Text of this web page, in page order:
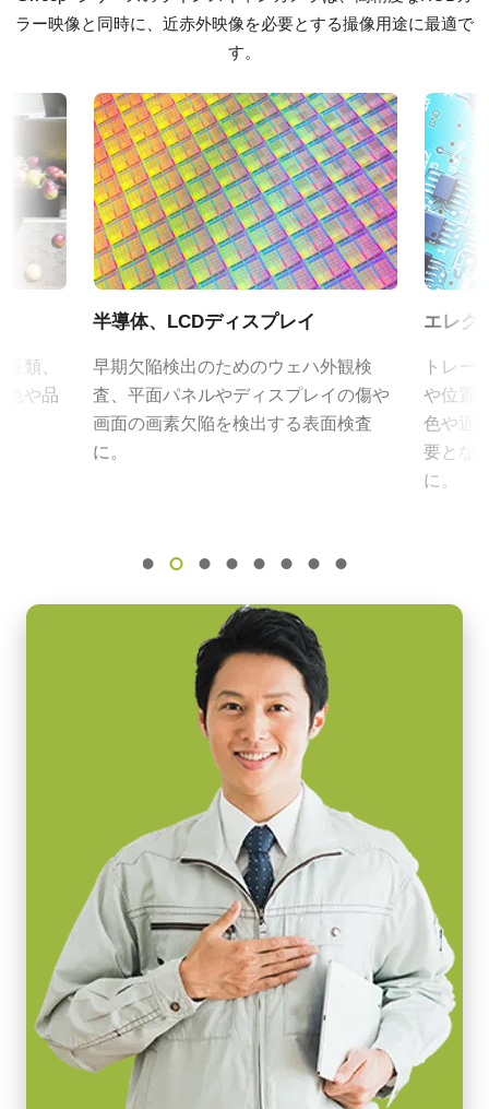
マルチスペクトル
規格
規格 横x縦
フレームレート/ラインレート
33 kHz
インターフェース
Camera Link
4CMOS RGB/NIR
外形寸法 高さx幅x奥行
90 x 90 x 120 mm
映像信号出力
8/10-bit
レンズマウント
F-18マウント または M52マウント
ソフトウェア
Control Tool - LQ-201CL/LQ-401-CL 64 bit
Control Tool - LQ-201CL/LQ-401CL 32 bit
証明書類
CE Certificate – LQ-201CL-F
CE Certificate – LQ-201CL-M52
CAD file - LQ-201CL
カメラセレクションガイド（総合カタログ）
入力電源電圧：AC100V-240V (1次側ケーブルは100V専用)
電源周波数： 50/60Hz
動作温度：-10～+50℃
動作湿度：20％～85％（但し結露なきこと）
外形寸法：43(W) ｘ 30(H) ｘ 112（D)mm （突起部除く）
質量：285g/277g ケーブル長：2.0m
出力コネクタB / F（型番）
B ( VA-055 B )：12pin仕様
Camera Link ケーブル (MDR –
ケーブル長：3m
メモ：本製品はカメラと同時注文の場合のみご購入いただけま
す。単品でのご注文はできません。
Camera Link ケーブル (MDR –
高耐久性仕様 Camera Link ケーブル (MDR – MDR)
(LKK-CL-S-MDR-MDR-DM)
PoCL (Power over Camera Link) 対応
ケーブル長：3m
メモ：本製品はカメラと同時注文の場合のみご購入いただけま
す。単品でのご注文はできません。
ラー映像と同時に、近赤外映像を必要とする撮像用途に最適で
す。
類、
色や品
半導体、LCDディスプレイ
早期欠陥検出のためのウェハ外観検
査、平面パネルやディスプレイの傷や
画面の画素欠陥を検出する表面検査
に。
エレク
トレー
や位置
色や近
要とな
に。